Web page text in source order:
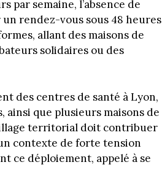
semaine, l’absence de
rendez-vous sous 48 heures
allant des maisons de
solidaires ou des
des centres de santé à Lyon,
que plusieurs maisons de
territorial doit contribuer
contexte de forte tension
ce déploiement, appelé à se